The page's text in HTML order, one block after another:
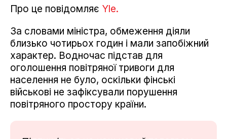
Про це повідомляє Yle.
За словами міністра, обмеження діяли
близько чотирьох годин і мали запобіжний
характер. Водночас підстав для
оголошення повітряної тривоги для
населення не було, оскільки фінські
військові не зафіксували порушення
повітряного простору країни.